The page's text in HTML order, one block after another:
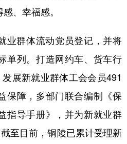
健康
图片 政务
金融 汽车
信息化 数字经济
银龄 溯源中国
、幸福感。
群体流动党员登记，并将
单列。打造网约车、货车行
展新就业群体工会会员491
保障，多部门联合编制《保
指导手册》，并为新就业群
至目前，铜陵已累计受理新